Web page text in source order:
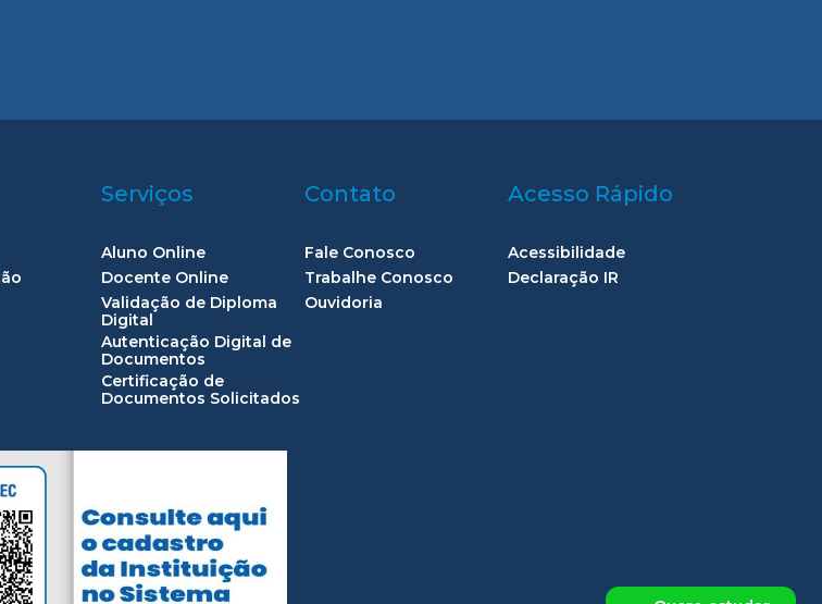
Serviços
Aluno Online
Docente Online
Validação de Diploma
Digital
Autenticação Digital de
Documentos
Certificação de
Documentos Solicitados
Contato
Fale Conosco
Trabalhe Conosco
Ouvidoria
Acesso Rápido
Acessibilidade
Declaração IR